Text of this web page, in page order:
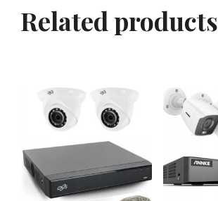
Related products